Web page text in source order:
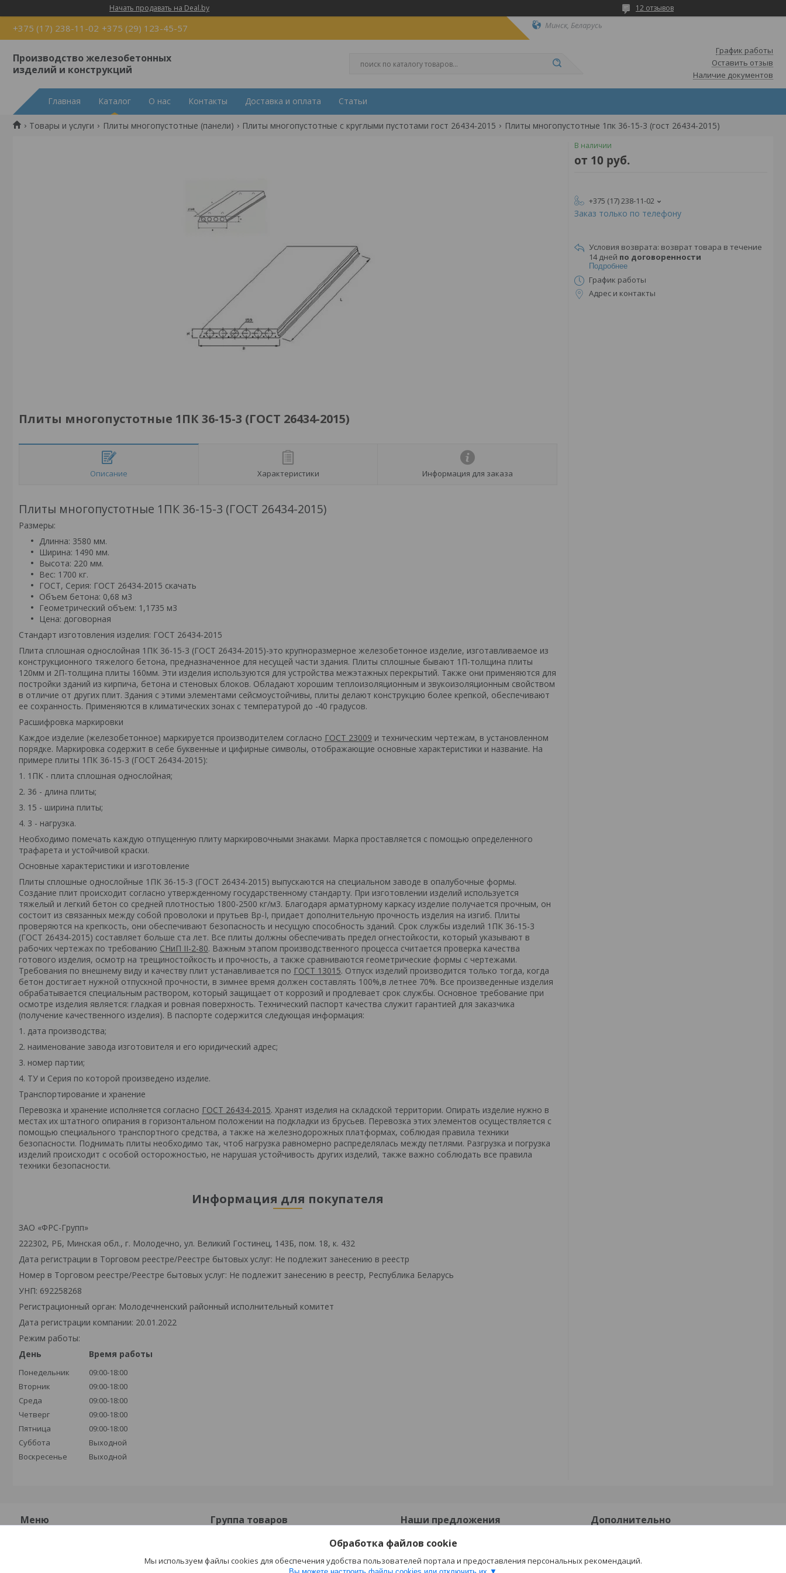
Начать продавать на Deal.by 12 отзывов
+375 (17) 238-11-02 +375 (29) 123-45-57 Минск, Беларусь
Производство железобетонных
изделий и конструкций
График работы
Оставить отзыв
Наличие документов
Главная Каталог О нас Контакты Доставка и оплата Статьи
Товары и услуги Плиты многопустотные (панели) Плиты многопустотные с круглыми пустотами гост 26434-2015 Плиты многопустотные 1пк 36-15-3 (гост 26434-2015)
Плиты многопустотные 1ПК 36-15-3 (ГОСТ 26434-2015)
Описание Характеристики Информация для заказа
Плиты многопустотные 1ПК 36-15-3 (ГОСТ 26434-2015)
Размеры:
Длинна: 3580 мм.
Ширина: 1490 мм.
Высота: 220 мм.
Вес: 1700 кг.
ГОСТ, Серия: ГОСТ 26434-2015 скачать
Объем бетона: 0,68 м3
Геометрический объем: 1,1735 м3
Цена: договорная
Стандарт изготовления изделия: ГОСТ 26434-2015
Плита сплошная однослойная 1ПК 36-15-3 (ГОСТ 26434-2015)-это крупноразмерное железобетонное изделие, изготавливаемое из
конструкционного тяжелого бетона, предназначенное для несущей части здания. Плиты сплошные бывают 1П-толщина плиты
120мм и 2П-толщина плиты 160мм. Эти изделия используются для устройства межэтажных перекрытий. Также они применяются для
постройки зданий из кирпича, бетона и стеновых блоков. Обладают хорошим теплоизоляционным и звукоизоляционным свойством
в отличие от других плит. Здания с этими элементами сейсмоустойчивы, плиты делают конструкцию более крепкой, обеспечивают
ее сохранность. Применяются в климатических зонах с температурой до -40 градусов.
Расшифровка маркировки
Каждое изделие (железобетонное) маркируется производителем согласно ГОСТ 23009 и техническим чертежам, в установленном
порядке. Маркировка содержит в себе буквенные и цифирные символы, отображающие основные характеристики и название. На
примере плиты 1ПК 36-15-3 (ГОСТ 26434-2015):
1. 1ПК - плита сплошная однослойная;
2. 36 - длина плиты;
3. 15 - ширина плиты;
4. 3 - нагрузка.
Необходимо помечать каждую отпущенную плиту маркировочными знаками. Марка проставляется с помощью определенного
трафарета и устойчивой краски.
Основные характеристики и изготовление
Плиты сплошные однослойные 1ПК 36-15-3 (ГОСТ 26434-2015) выпускаются на специальном заводе в опалубочные формы.
Создание плит происходит согласно утвержденному государственному стандарту. При изготовлении изделий используется
тяжелый и легкий бетон со средней плотностью 1800-2500 кг/м3. Благодаря арматурному каркасу изделие получается прочным, он
состоит из связанных между собой проволоки и прутьев Вр-I, придает дополнительную прочность изделия на изгиб. Плиты
проверяются на крепкость, они обеспечивают безопасность и несущую способность зданий. Срок службы изделий 1ПК 36-15-3
(ГОСТ 26434-2015) составляет больше ста лет. Все плиты должны обеспечивать предел огнестойкости, который указывают в
рабочих чертежах по требованию СНиП II-2-80. Важным этапом производственного процесса считается проверка качества
готового изделия, осмотр на трещиностойкость и прочность, а также сравниваются геометрические формы с чертежами.
Требования по внешнему виду и качеству плит устанавливается по ГОСТ 13015. Отпуск изделий производится только тогда, когда
бетон достигает нужной отпускной прочности, в зимнее время должен составлять 100%,в летнее 70%. Все произведенные изделия
обрабатывается специальным раствором, который защищает от коррозий и продлевает срок службы. Основное требование при
осмотре изделия является: гладкая и ровная поверхность. Технический паспорт качества служит гарантией для заказчика
(получение качественного изделия). В паспорте содержится следующая информация:
1. дата производства;
2. наименование завода изготовителя и его юридический адрес;
3. номер партии;
4. ТУ и Серия по которой произведено изделие.
Транспортирование и хранение
Перевозка и хранение исполняется согласно ГОСТ 26434-2015. Хранят изделия на складской территории. Опирать изделие нужно в
местах их штатного опирания в горизонтальном положении на подкладки из брусьев. Перевозка этих элементов осуществляется с
помощью специального транспортного средства, а также на железнодорожных платформах, соблюдая правила техники
безопасности. Поднимать плиты необходимо так, чтоб нагрузка равномерно распределялась между петлями. Разгрузка и погрузка
изделий происходит с особой осторожностью, не нарушая устойчивость других изделий, также важно соблюдать все правила
техники безопасности.
Информация для покупателя
ЗАО «ФРС-Групп»
222302, РБ, Минская обл., г. Молодечно, ул. Великий Гостинец, 143Б, пом. 18, к. 432
Дата регистрации в Торговом реестре/Реестре бытовых услуг: Не подлежит занесению в реестр
Номер в Торговом реестре/Реестре бытовых услуг: Не подлежит занесению в реестр, Республика Беларусь
УНП: 692258268
Регистрационный орган: Молодечненский районный исполнительный комитет
Дата регистрации компании: 20.01.2022
Режим работы:
День
Время работы
Понедельник
09:00-18:00
Вторник
09:00-18:00
Среда
09:00-18:00
Четверг
09:00-18:00
Пятница
09:00-18:00
Суббота
Выходной
Воскресенье
Выходной
В наличии
от 10 руб.
+375 (17) 238-11-02
Заказ только по телефону
возврат товара в течение
14 дней по договоренности
Подробнее
График работы
Адрес и контакты
Меню Группа товаров
Плиты железобетонные
Наши предложения
Опорные подушки
Прогоны ПРГ
Дополнительно
Отзывы
Обработка файлов cookie
Мы используем файлы cookies для обеспечения удобства пользователей портала и предоставления персональных рекомендаций.